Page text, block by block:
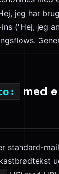
jeg har
("Hej, jeg
med
standard-